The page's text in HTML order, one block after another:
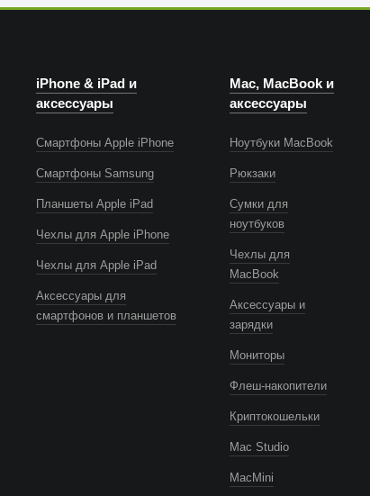
iPhone & iPad и
аксессуары
Смартфоны Apple iPhone
Смартфоны Samsung
Планшеты Apple iPad
Чехлы для Apple iPhone
Чехлы для Apple iPad
Аксессуары для
смартфонов и планшетов
Mac, MacBook и
аксессуары
Ноутбуки MacBook
Рюкзаки
Сумки для
ноутбуков
Чехлы для
MacBook
Аксессуары и
зарядки
Мониторы
Флеш-накопители
Криптокошельки
Mac Studio
MacMini